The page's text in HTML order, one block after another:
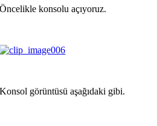
Öncelikle konsolu açıyoruz.
Konsol görüntüsü aşağıdaki gibi.